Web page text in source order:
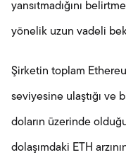
yansıtmadığını
yönelik uzun vadeli
Şirketin toplam
seviyesine ulaştığı ve
doların üzerinde
dolaşımdaki ETH